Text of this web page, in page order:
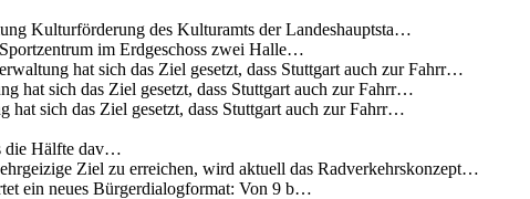
Kulturförderung des Kulturamts der Landeshauptsta…
im Erdgeschoss zwei Halle…
hat sich das Ziel gesetzt, dass Stuttgart auch zur Fahrr…
hat sich das Ziel gesetzt, dass Stuttgart auch zur Fahrr…
sich das Ziel gesetzt, dass Stuttgart auch zur Fahrr…
die Hälfte dav…
Ziel zu erreichen, wird aktuell das Radverkehrskonzept…
ein neues Bürgerdialogformat: Von 9 b…